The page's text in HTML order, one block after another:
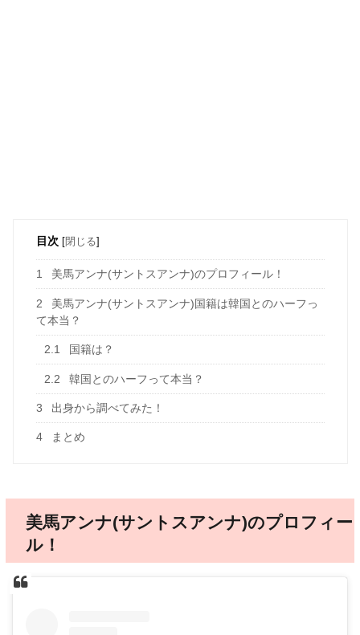
目次 [閉じる]
1 美馬アンナ(サントスアンナ)のプロフィール！
2
美馬アンナ(サントスアンナ)国籍は韓国とのハーフっ
て本当？
2.1 国籍は？
2.2 韓国とのハーフって本当？
3 出身から調べてみた！
4 まとめ
美馬アンナ(サントスアンナ)のプロフィー
ル！